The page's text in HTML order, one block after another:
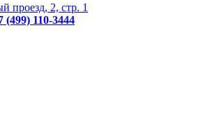
проезд, 2, стр. 1
(499) 110-3444